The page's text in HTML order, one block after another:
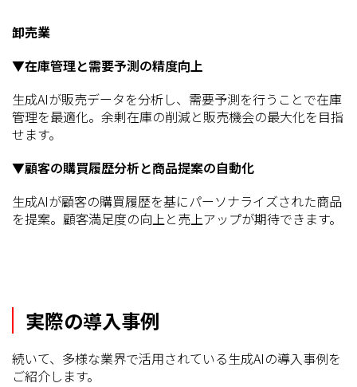
卸売業
▼在庫管理と需要予測の精度向上
生成AIが販売データを分析し、需要予測を行うことで在庫
管理を最適化。余剰在庫の削減と販売機会の最大化を目指
せます。
▼顧客の購買履歴分析と商品提案の自動化
生成AIが顧客の購買履歴を基にパーソナライズされた商品
を提案。顧客満足度の向上と売上アップが期待できます。
実際の導入事例
続いて、多様な業界で活用されている生成AIの導入事例を
ご紹介します。